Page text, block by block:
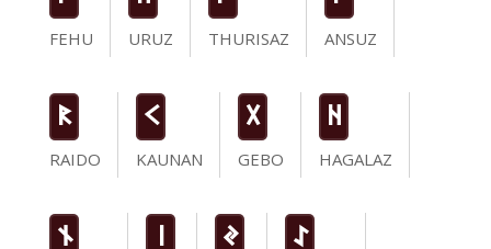
FEHU
URUZ
THURISAZ
ANSUZ
R
RAIDO
K
KAUNAN
G
GEBO
H
HAGALAZ
n
J
I